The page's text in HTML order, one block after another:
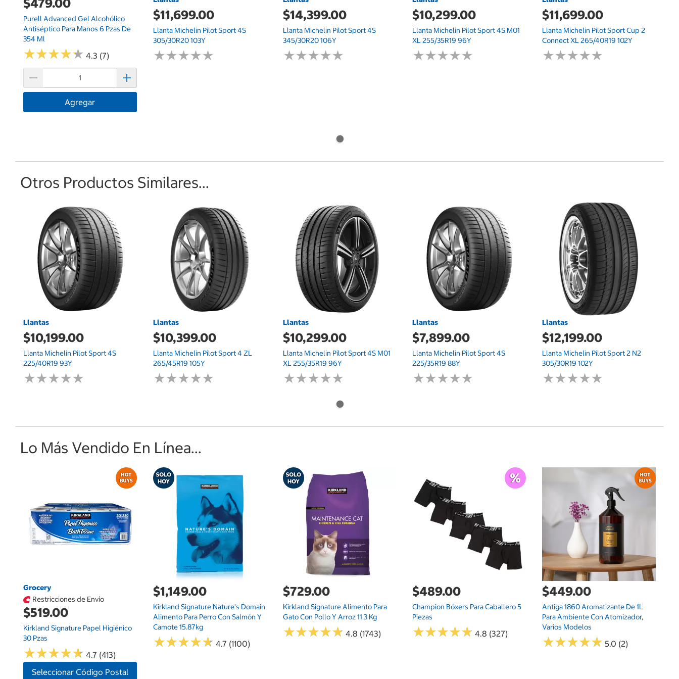
$479.00
Purell Advanced Gel Alcohólico
Antiséptico Para Manos 6 Pzas De
354 Ml
★★★★★
★★★★★ 4.3 (7)
Agregar
$11,699.00
Llanta Michelin Pilot Sport 4S
305/30R20 103Y
★★★★★
★★★★★
$14,399.00
Llanta Michelin Pilot Sport 4S
345/30R20 106Y
★★★★★
★★★★★
$10,299.00
Llanta Michelin Pilot Sport 4S M01
XL 255/35R19 96Y
★★★★★
★★★★★
$11,699.00
Llanta Michelin Pilot Sport Cup 2
Connect XL 265/40R19 102Y
★★★★★
★★★★★
Otros Productos Similares...
Llantas
$10,199.00
Llanta Michelin Pilot Sport 4S
225/40R19 93Y
★★★★★
★★★★★
Llantas
$10,399.00
Llanta Michelin Pilot Sport 4 ZL
265/45R19 105Y
★★★★★
★★★★★
Llantas
$10,299.00
Llanta Michelin Pilot Sport 4S M01
XL 255/35R19 96Y
★★★★★
★★★★★
Llantas
$7,899.00
Llanta Michelin Pilot Sport 4S
225/35R19 88Y
★★★★★
★★★★★
Llantas
$12,199.00
Llanta Michelin Pilot Sport 2 N2
305/30R19 102Y
★★★★★
★★★★★
Lo Más Vendido En Línea...
Grocery
Restricciones de Envío
$519.00
Kirkland Signature Papel Higiénico
30 Pzas
★★★★★
★★★★★ 4.7 (413)
Seleccionar Código Postal
$1,149.00
Kirkland Signature Nature's Domain
Alimento Para Perro Con Salmón Y
Camote 15.87kg
★★★★★
★★★★★ 4.7 (1100)
$729.00
Kirkland Signature Alimento Para
Gato Con Pollo Y Arroz 11.3 Kg
★★★★★
★★★★★ 4.8 (1743)
$489.00
Champion Bóxers Para Caballero 5
Piezas
★★★★★
★★★★★ 4.8 (327)
$449.00
Antiga 1860 Aromatizante De 1L
Para Ambiente Con Atomizador,
Varios Modelos
★★★★★
★★★★★ 5.0 (2)